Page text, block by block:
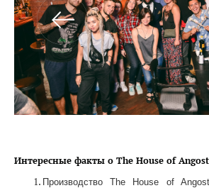
Интересные факты о The House of
Производство The House of